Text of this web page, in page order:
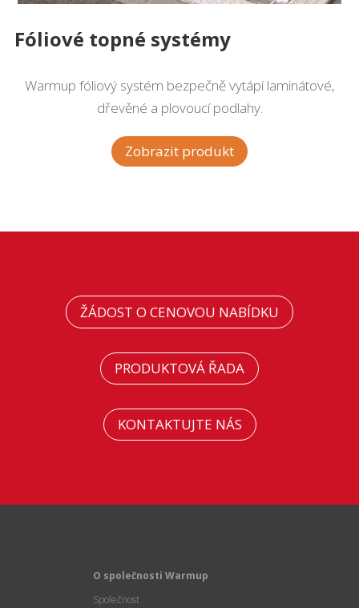
Fóliové topné systémy
Warmup fóliový systém bezpečně vytápí laminátové,
dřevěné a plovoucí podlahy.
Zobrazit produkt
ŽÁDOST O CENOVOU NABÍDKU
PRODUKTOVÁ ŘADA
KONTAKTUJTE NÁS
O společnosti Warmup
Společnost